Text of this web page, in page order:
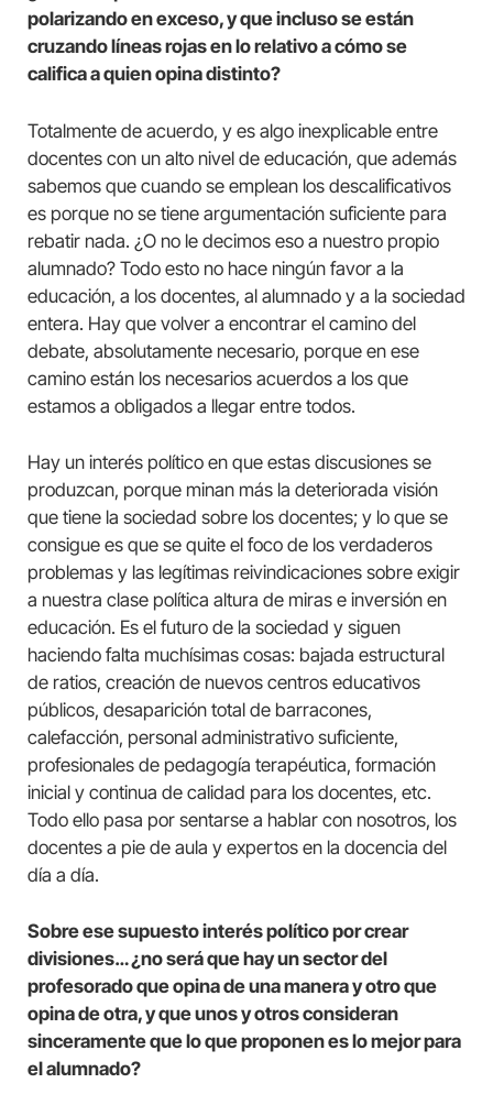
polarizando en exceso, y que incluso se están
cruzando líneas rojas en lo relativo a cómo se
califica a quien opina distinto?
Totalmente de acuerdo, y es algo inexplicable entre
docentes con un alto nivel de educación, que además
sabemos que cuando se emplean los descalificativos
es porque no se tiene argumentación suficiente para
rebatir nada. ¿O no le decimos eso a nuestro propio
alumnado? Todo esto no hace ningún favor a la
educación, a los docentes, al alumnado y a la sociedad
entera. Hay que volver a encontrar el camino del
debate, absolutamente necesario, porque en ese
camino están los necesarios acuerdos a los que
estamos a obligados a llegar entre todos.
Hay un interés político en que estas discusiones se
produzcan, porque minan más la deteriorada visión
que tiene la sociedad sobre los docentes; y lo que se
consigue es que se quite el foco de los verdaderos
problemas y las legítimas reivindicaciones sobre exigir
a nuestra clase política altura de miras e inversión en
educación. Es el futuro de la sociedad y siguen
haciendo falta muchísimas cosas: bajada estructural
de ratios, creación de nuevos centros educativos
públicos, desaparición total de barracones,
calefacción, personal administrativo suficiente,
profesionales de pedagogía terapéutica, formación
inicial y continua de calidad para los docentes, etc.
Todo ello pasa por sentarse a hablar con nosotros, los
docentes a pie de aula y expertos en la docencia del
día a día.
Sobre ese supuesto interés político por crear
divisiones… ¿no será que hay un sector del
profesorado que opina de una manera y otro que
opina de otra, y que unos y otros consideran
sinceramente que lo que proponen es lo mejor para
el alumnado?